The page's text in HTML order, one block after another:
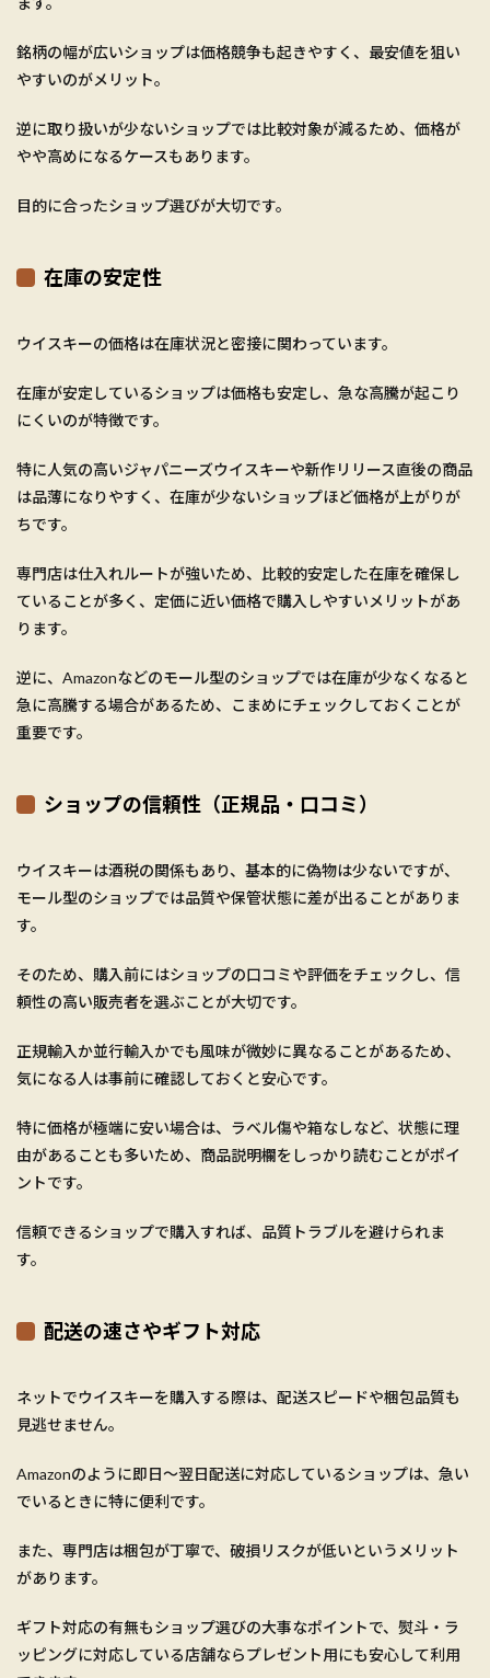
銘柄の幅が広いショップは価格競争も起きやすく、最安値を狙い
やすいのがメリット。
逆に取り扱いが少ないショップでは比較対象が減るため、価格が
やや高めになるケースもあります。
目的に合ったショップ選びが大切です。
在庫の安定性
ウイスキーの価格は在庫状況と密接に関わっています。
在庫が安定しているショップは価格も安定し、急な高騰が起こり
にくいのが特徴です。
特に人気の高いジャパニーズウイスキーや新作リリース直後の商品
は品薄になりやすく、在庫が少ないショップほど価格が上がりが
ちです。
専門店は仕入れルートが強いため、比較的安定した在庫を確保し
ていることが多く、定価に近い価格で購入しやすいメリットがあ
ります。
逆に、Amazonなどのモール型のショップでは在庫が少なくなると
急に高騰する場合があるため、こまめにチェックしておくことが
重要です。
ショップの信頼性（正規品・口コミ）
ウイスキーは酒税の関係もあり、基本的に偽物は少ないですが、
モール型のショップでは品質や保管状態に差が出ることがありま
す。
そのため、購入前にはショップの口コミや評価をチェックし、信
頼性の高い販売者を選ぶことが大切です。
正規輸入か並行輸入かでも風味が微妙に異なることがあるため、
気になる人は事前に確認しておくと安心です。
特に価格が極端に安い場合は、ラベル傷や箱なしなど、状態に理
由があることも多いため、商品説明欄をしっかり読むことがポイ
ントです。
信頼できるショップで購入すれば、品質トラブルを避けられま
す。
配送の速さやギフト対応
ネットでウイスキーを購入する際は、配送スピードや梱包品質も
見逃せません。
Amazonのように即日〜翌日配送に対応しているショップは、急い
でいるときに特に便利です。
また、専門店は梱包が丁寧で、破損リスクが低いというメリット
があります。
ギフト対応の有無もショップ選びの大事なポイントで、熨斗・ラ
ッピングに対応している店舗ならプレゼント用にも安心して利用